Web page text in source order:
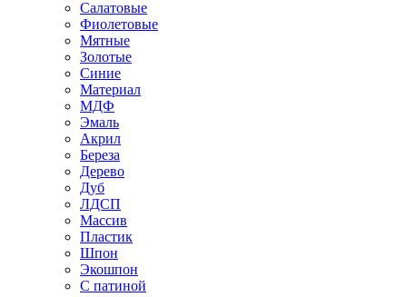
Салатовые
Фиолетовые
Мятные
Золотые
Синие
Материал
МДФ
Эмаль
Акрил
Береза
Дерево
Дуб
ЛДСП
Массив
Пластик
Шпон
Экошпон
С патиной